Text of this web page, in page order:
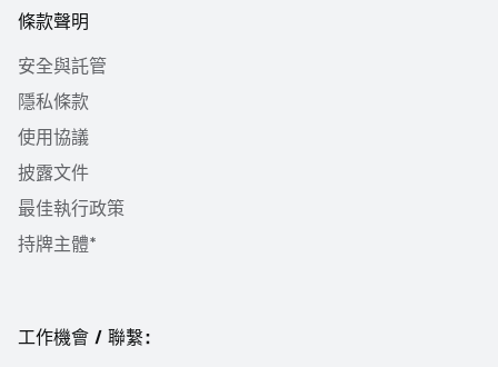
條款聲明
安全與託管
隱私條款
使用協議
披露文件
最佳執行政策
持牌主體*
工作機會 / 聯繫：